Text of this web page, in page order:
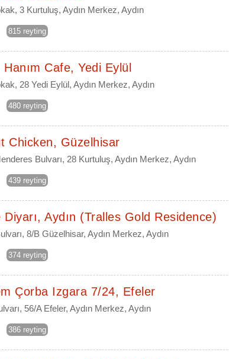
3 Kurtuluş, Aydın Merkez, Aydın
815 reyting
Cafe, Yedi Eylül
28 Yedi Eylül, Aydın Merkez, Aydın
480 reyting
Chicken, Güzelhisar
Bulvarı, 28 Kurtuluş, Aydın Merkez, Aydın
439 reyting
Diyarı, Aydın (Tralles Gold Residence)
8/B Güzelhisar, Aydın Merkez, Aydın
374 reyting
Çorba Izgara 7/24, Efeler
56/A Efeler, Aydın Merkez, Aydın
386 reyting